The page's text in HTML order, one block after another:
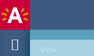
View